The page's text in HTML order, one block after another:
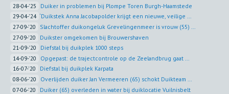
28-04-'25
Duiker in problemen bij Plompe Toren Burgh-Haamstede
29-04-'24 ‘Duikstek Anna Jacobapolder krijgt een nieuwe, veilige ...
27-09-'20
Slachtoffer duikongeluk Grevelingenmeer is vrouw (55) ...
27-09-'20
Duikster omgekomen bij Brouwershaven
21-09-'20
Diefstal bij duikplek 1000 steps
14-09-'20
Opgepast: de trajectcontrole op de Zeelandbrug gaat ...
16-07-'20
Diefstal bij duikplek Karpata
08-06-'20
Overlijden duiker Jan Vermeeren (65) schokt Duikteam ...
07-06-'20
Duiker (65) overleden in water bij duiklocatie Vuilnisbelt